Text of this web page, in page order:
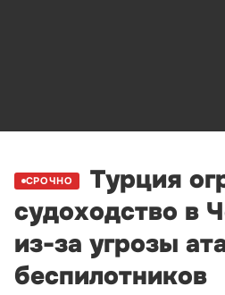
СРОЧНО
Турция
судоходство в
из-за угрозы
беспилотников